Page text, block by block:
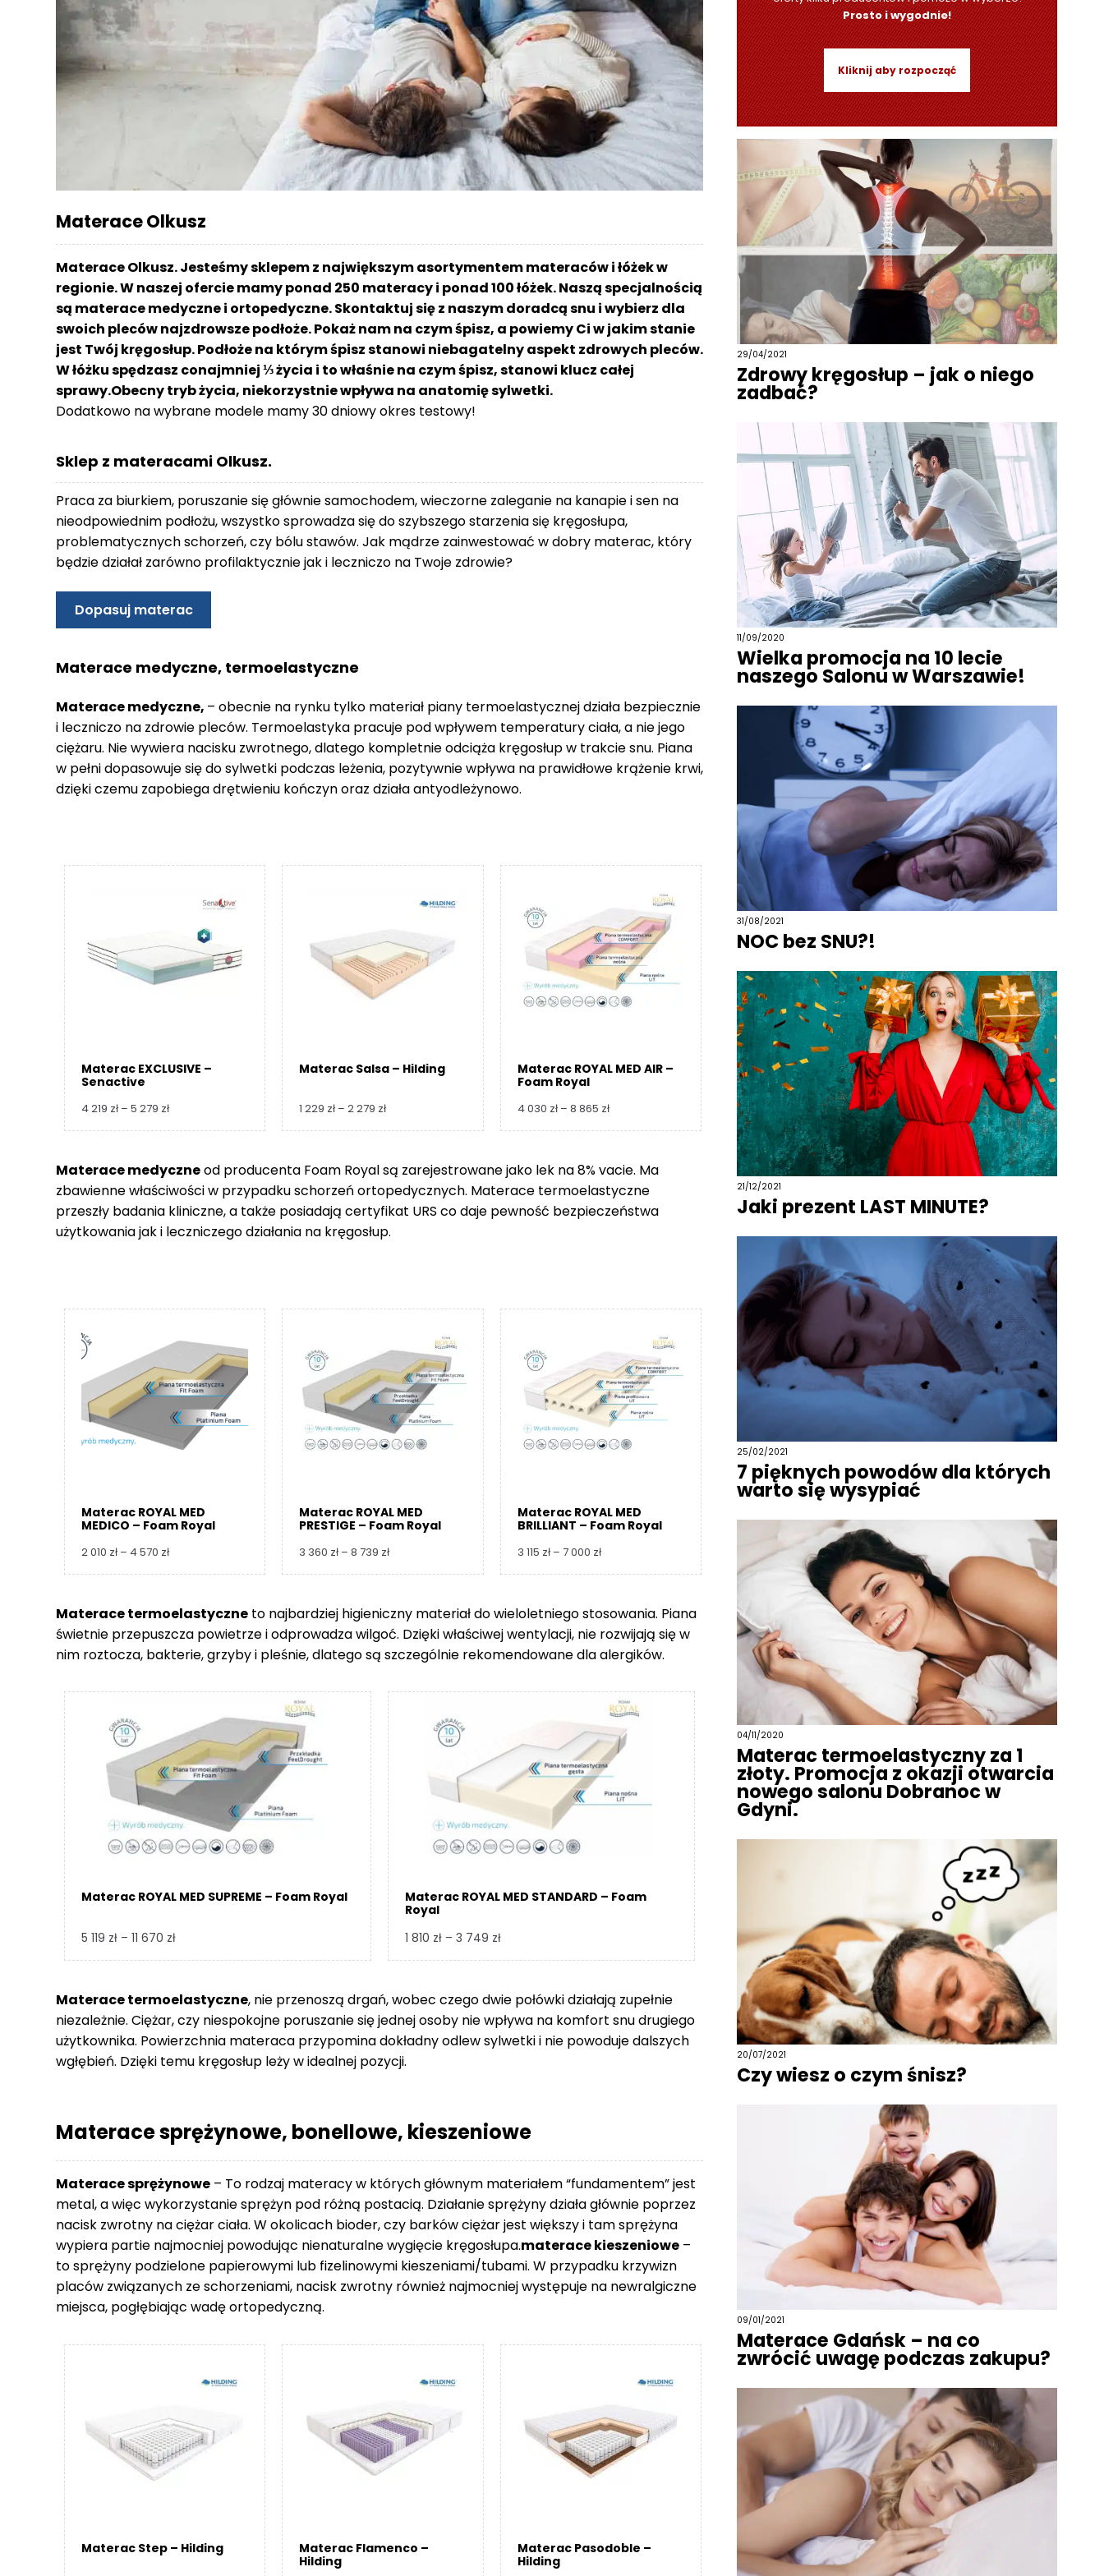
Materace Olkusz
Materace Olkusz. Jesteśmy sklepem z największym asortymentem materaców i łóżek w
regionie. W naszej ofercie mamy ponad 250 materacy i ponad 100 łóżek. Naszą specjalnością
są materace medyczne i ortopedyczne. Skontaktuj się z naszym doradcą snu i wybierz dla
swoich pleców najzdrowsze podłoże. Pokaż nam na czym śpisz, a powiemy Ci w jakim stanie
jest Twój kręgosłup. Podłoże na którym śpisz stanowi niebagatelny aspekt zdrowych pleców.
W łóżku spędzasz conajmniej ⅓ życia i to właśnie na czym śpisz, stanowi klucz całej
sprawy.Obecny tryb życia, niekorzystnie wpływa na anatomię sylwetki.
Dodatkowo na wybrane modele mamy 30 dniowy okres testowy!
Sklep z materacami Olkusz.
Praca za biurkiem, poruszanie się głównie samochodem, wieczorne zaleganie na kanapie i sen na
nieodpowiednim podłożu, wszystko sprowadza się do szybszego starzenia się kręgosłupa,
problematycznych schorzeń, czy bólu stawów. Jak mądrze zainwestować w dobry materac, który
będzie działał zarówno profilaktycznie jak i leczniczo na Twoje zdrowie?
Dopasuj materac
Materace medyczne, termoelastyczne
Materace medyczne, – obecnie na rynku tylko materiał piany termoelastycznej działa bezpiecznie
i leczniczo na zdrowie pleców. Termoelastyka pracuje pod wpływem temperatury ciała, a nie jego
ciężaru. Nie wywiera nacisku zwrotnego, dlatego kompletnie odciąża kręgosłup w trakcie snu. Piana
w pełni dopasowuje się do sylwetki podczas leżenia, pozytywnie wpływa na prawidłowe krążenie krwi,
dzięki czemu zapobiega drętwieniu kończyn oraz działa antyodleżynowo.
Materac EXCLUSIVE –
Senactive
4 219 zł – 5 279 złZakres
219 zł
do
5
279 zł
Materac Salsa – Hilding
1 229 zł – 2 279 złZakres
229 zł
do
2
Materac ROYAL MED AIR –
Foam Royal
4 030 zł – 8 865 złZakres
030 zł
do
8
Materace medyczneod producenta Foam Royal są zarejestrowane jako lek na 8% vacie. Ma
zbawienne właściwości w przypadku schorzeń ortopedycznych. Materace termoelastyczne
przeszły badania kliniczne, a także posiadają certyfikat URS co daje pewność bezpieczeństwa
użytkowania jak i leczniczego działania na kręgosłup.
Materac ROYAL MED
MEDICO – Foam Royal
2 010 zł – 4 570 złZakres
010 zł
do
4
Materac ROYAL MED
PRESTIGE – Foam Royal
3 360 zł – 8 739 złZakres
360 zł
do
8
Materac ROYAL MED
BRILLIANT – Foam Royal
3 115 zł – 7 000 złZakres
115 zł
do
7
000 zł
Materace termoelastyczneto najbardziej higieniczny materiał do wieloletniego stosowania. Piana
świetnie przepuszcza powietrze i odprowadza wilgoć. Dzięki właściwej wentylacji, nie rozwijają się w
nim roztocza, bakterie, grzyby i pleśnie, dlatego są szczególnie rekomendowane dla alergików.
Materac ROYAL MED SUPREME – Foam Royal
5 119 zł – 11 670 złZakres
5
119 zł
do
11
670 zł
Materac ROYAL MED STANDARD – Foam
Royal
1 810 zł – 3 749 złZakres
1
810 zł
do
3
Materace termoelastyczne, nie przenoszą drgań, wobec czego dwie połówki działają zupełnie
niezależnie. Ciężar, czy niespokojne poruszanie się jednej osoby nie wpływa na komfort snu drugiego
użytkownika. Powierzchnia materaca przypomina dokładny odlew sylwetki i nie powoduje dalszych
wgłębień. Dzięki temu kręgosłup leży w idealnej pozycji.
Materace sprężynowe, bonellowe, kieszeniowe
Materace sprężynowe– To rodzaj materacy w których głównym materiałem “fundamentem” jest
metal, a więc wykorzystanie sprężyn pod różną postacią. Działanie sprężyny działa głównie poprzez
nacisk zwrotny na ciężar ciała. W okolicach bioder, czy barków ciężar jest większy i tam sprężyna
wypiera partie najmocniej powodując nienaturalne wygięcie kręgosłupa.materace kieszeniowe–
to sprężyny podzielone papierowymi lub fizelinowymi kieszeniami/tubami. W przypadku krzywizn
placów związanych ze schorzeniami, nacisk zwrotny również najmocniej występuje na newralgiczne
miejsca, pogłębiając wadę ortopedyczną.
Materac Step – Hilding
Materac Flamenco –
Hilding
Materac Pasodoble –
Hilding
Prosto i wygodnie!
Kliknij aby rozpocząć
29/04/2021
Zdrowy kręgosłup – jak o niego
zadbać?
11/09/2020
Wielka promocja na 10 lecie
naszego Salonu w Warszawie!
31/08/2021
NOC bez SNU?!
21/12/2021
Jaki prezent LAST MINUTE?
25/02/2021
7 pięknych powodów dla których
warto się wysypiać
04/11/2020
Materac termoelastyczny za 1
złoty. Promocja z okazji otwarcia
nowego salonu Dobranoc w
Gdyni.
20/07/2021
Czy wiesz o czym śnisz?
09/01/2021
Materace Gdańsk – na co
zwrócić uwagę podczas zakupu?